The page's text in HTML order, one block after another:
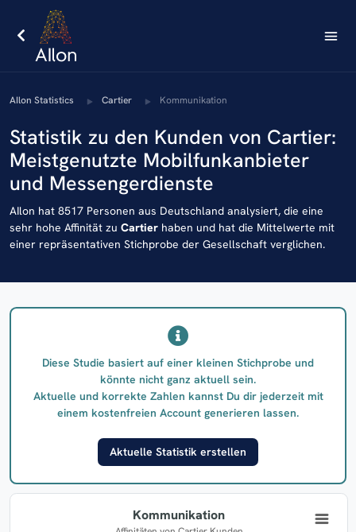
AIlon Statistics Cartier Kommunikation
Statistik zu den Kunden von Cartier:
Meistgenutzte Mobilfunkanbieter
und Messengerdienste
AIlon hat 8517 Personen aus Deutschland analysiert, die eine
sehr hohe Affinität zu Cartier haben und hat die Mittelwerte mit
einer repräsentativen Stichprobe der Gesellschaft verglichen.
Diese Studie basiert auf einer kleinen Stichprobe und
könnte nicht ganz aktuell sein.
Aktuelle und korrekte Zahlen kannst Du dir jederzeit mit
einem kostenfreien Account generieren lassen.
Aktuelle Statistik erstellen
Kommunikation